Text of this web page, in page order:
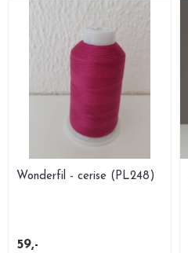
Wonderfil - cerise (PL248)
59,-